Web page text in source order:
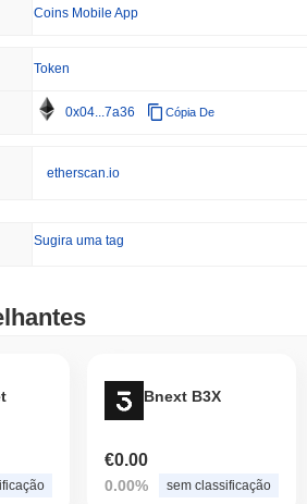
Coins Mobile App
Token
0x04...7a36 Cópia De
etherscan.io
Sugira uma tag
Bnext B3X
€0.00
0.00% sem classificação